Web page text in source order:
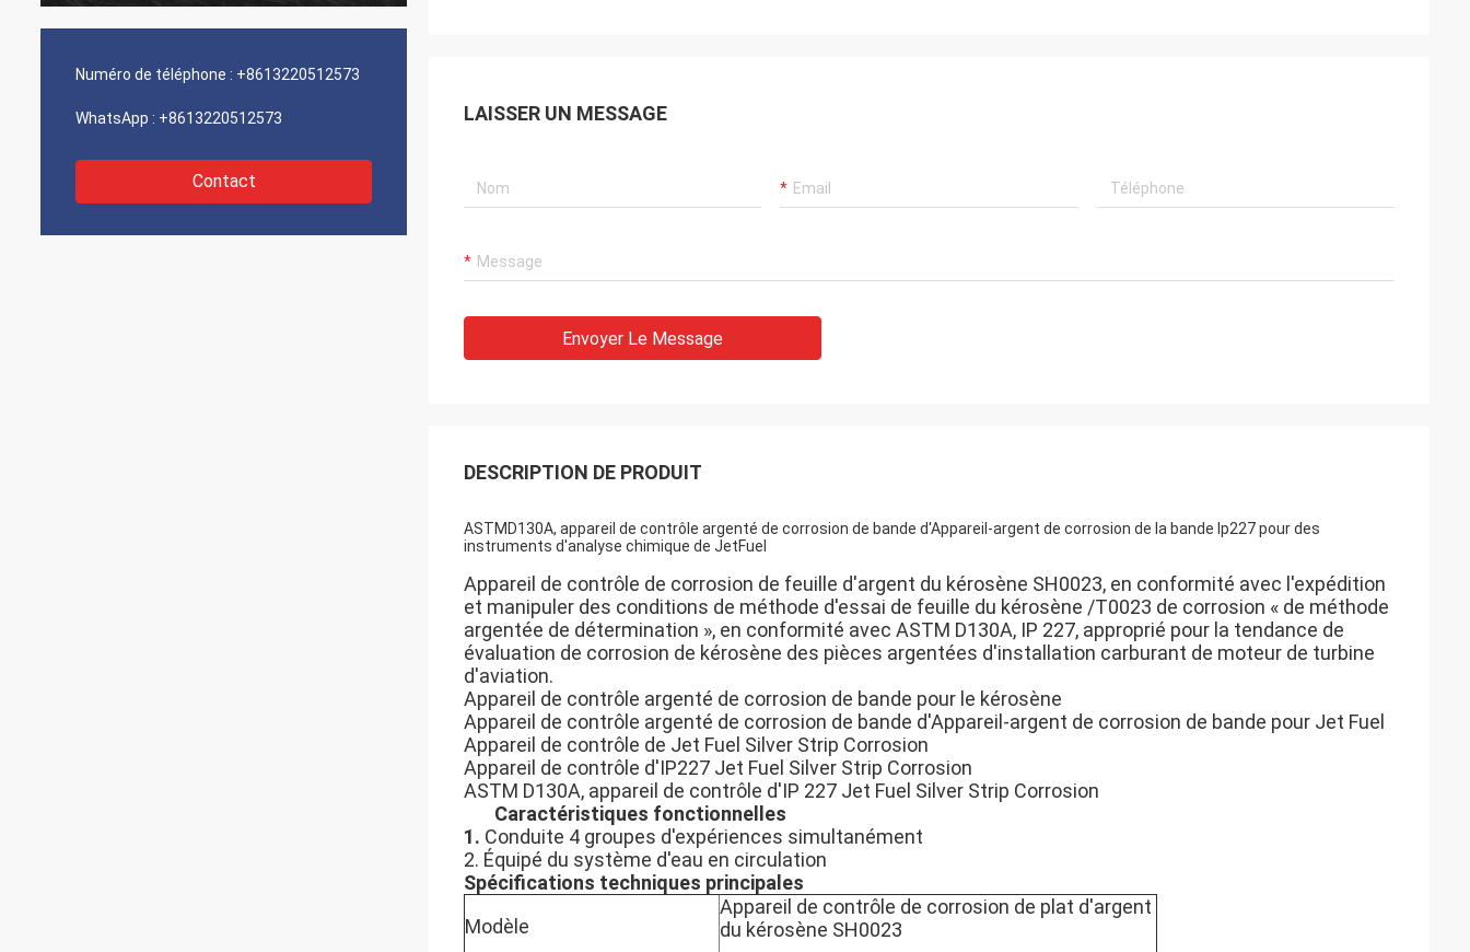
Numéro de téléphone : +8613220512573
WhatsApp : +8613220512573
Contact
LAISSER UN MESSAGE
Envoyer Le Message
DESCRIPTION DE PRODUIT
ASTMD130A, appareil de contrôle argenté de corrosion de bande d'Appareil-argent de corrosion de la bande Ip227 pour des
instruments d'analyse chimique de JetFuel
Appareil de contrôle de corrosion de feuille d'argent du kérosène SH0023, en conformité avec l'expédition
et manipuler des conditions de méthode d'essai de feuille du kérosène /T0023 de corrosion « de méthode
argentée de détermination », en conformité avec ASTM D130A, IP 227, approprié pour la tendance de
évaluation de corrosion de kérosène des pièces argentées d'installation carburant de moteur de turbine
d'aviation.
Appareil de contrôle argenté de corrosion de bande pour le kérosène
Appareil de contrôle argenté de corrosion de bande d'Appareil-argent de corrosion de bande pour Jet Fuel
Appareil de contrôle de Jet Fuel Silver Strip Corrosion
Appareil de contrôle d'IP227 Jet Fuel Silver Strip Corrosion
ASTM D130A, appareil de contrôle d'IP 227 Jet Fuel Silver Strip Corrosion
Caractéristiques fonctionnelles
1. Conduite 4 groupes d'expériences simultanément
2. Équipé du système d'eau en circulation
Spécifications techniques principales
Modèle
Appareil de contrôle de corrosion de plat d'argent
du kérosène SH0023